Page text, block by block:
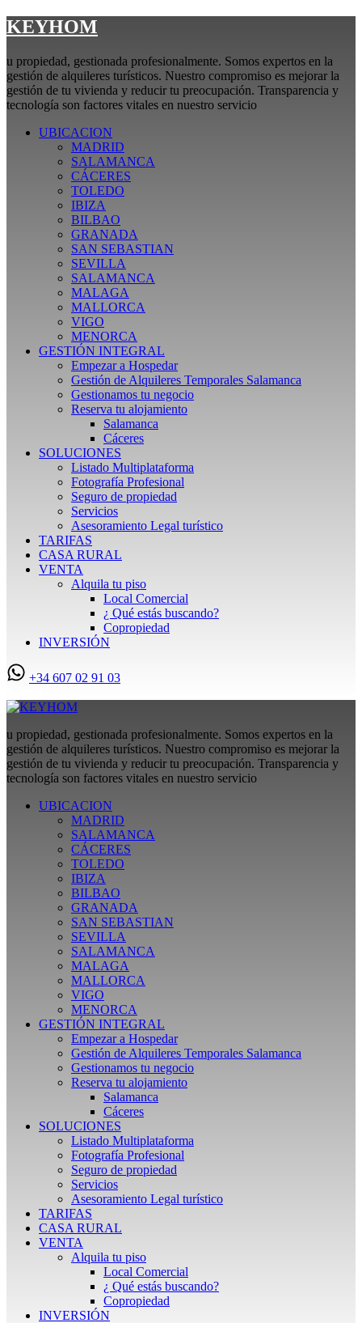
KEYHOM
u propiedad, gestionada profesionalmente. Somos expertos en la
gestión de alquileres turísticos. Nuestro compromiso es mejorar la
gestión de tu vivienda y reducir tu preocupación. Transparencia y
tecnología son factores vitales en nuestro servicio
UBICACION
MADRID
SALAMANCA
CÁCERES
TOLEDO
IBIZA
BILBAO
GRANADA
SAN SEBASTIAN
SEVILLA
SALAMANCA
MALAGA
MALLORCA
VIGO
MENORCA
GESTIÓN INTEGRAL
Empezar a Hospedar
Gestión de Alquileres Temporales Salamanca
Gestionamos tu negocio
Reserva tu alojamiento
Salamanca
Cáceres
SOLUCIONES
Listado Multiplataforma
Fotografía Profesional
Seguro de propiedad
Servicios
Asesoramiento Legal turístico
TARIFAS
CASA RURAL
VENTA
Alquila tu piso
Local Comercial
¿ Qué estás buscando?
Copropiedad
INVERSIÓN
+34 607 02 91 03
u propiedad, gestionada profesionalmente. Somos expertos en la
gestión de alquileres turísticos. Nuestro compromiso es mejorar la
gestión de tu vivienda y reducir tu preocupación. Transparencia y
tecnología son factores vitales en nuestro servicio
UBICACION
MADRID
SALAMANCA
CÁCERES
TOLEDO
IBIZA
BILBAO
GRANADA
SAN SEBASTIAN
SEVILLA
SALAMANCA
MALAGA
MALLORCA
VIGO
MENORCA
GESTIÓN INTEGRAL
Empezar a Hospedar
Gestión de Alquileres Temporales Salamanca
Gestionamos tu negocio
Reserva tu alojamiento
Salamanca
Cáceres
SOLUCIONES
Listado Multiplataforma
Fotografía Profesional
Seguro de propiedad
Servicios
Asesoramiento Legal turístico
TARIFAS
CASA RURAL
VENTA
Alquila tu piso
Local Comercial
¿ Qué estás buscando?
Copropiedad
INVERSIÓN